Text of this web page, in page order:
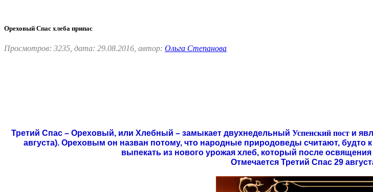
Ореховый Спас хлеба припас
Просмотров: 3235, дата: 29.08.2016, автор: Ольга Степанова
Третий Спас – Ореховый, или Хлебный – замыкает двухнедельный Успенский пости
августа). Ореховым он назван потому, что народные природоведы считают, будто
выпекать из нового урожая хлеб, который после
Отмечается Третий Спас 29